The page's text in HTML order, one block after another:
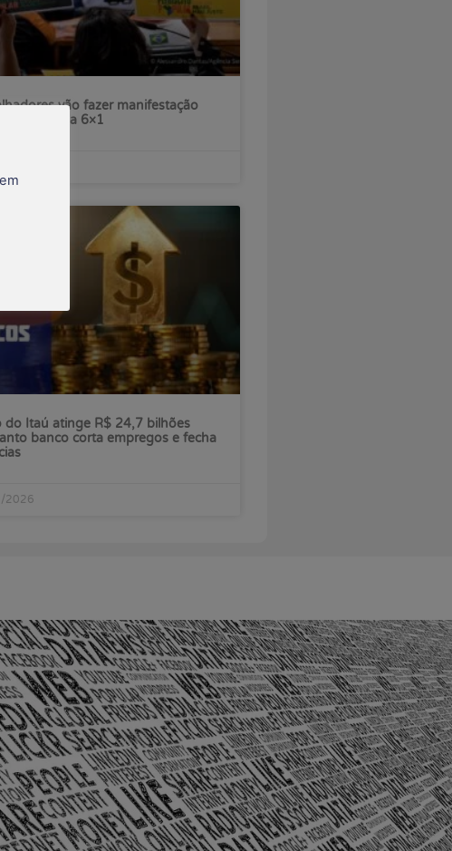
vão fazer manifestação
da escala 6×1
do Itaú atinge R$ 24,7 bilhões
banco corta empregos e fecha
2026